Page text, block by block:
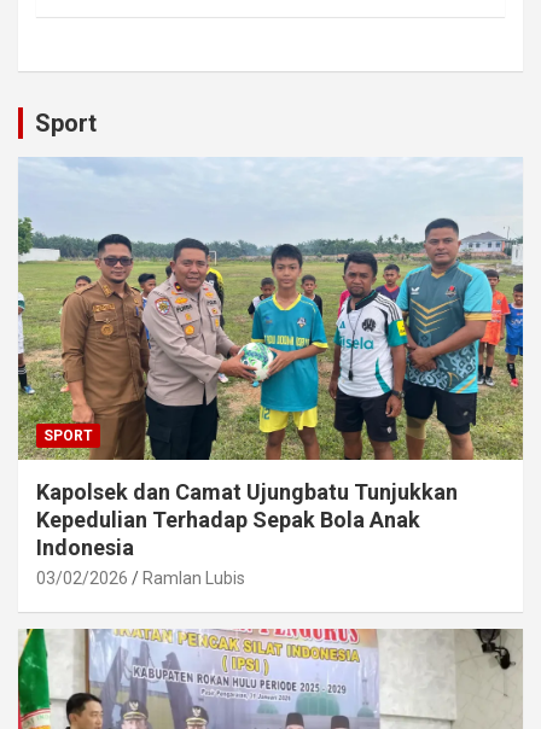
Sport
SPORT
Kapolsek dan Camat Ujungbatu Tunjukkan
Kepedulian Terhadap Sepak Bola Anak
Indonesia
03/02/2026 Ramlan Lubis